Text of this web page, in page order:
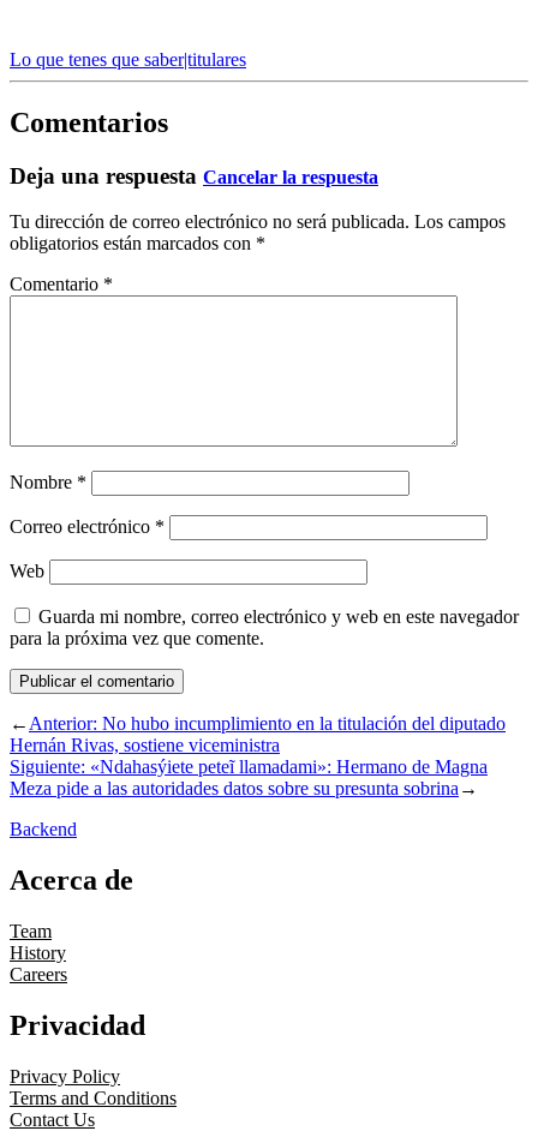
Lo que tenes que saber|titulares
Comentarios
Deja una respuesta Cancelar la respuesta
Tu dirección de correo electrónico no será publicada. Los campos
obligatorios están marcados con *
Comentario *
Nombre *
Correo electrónico *
Web
Guarda mi nombre, correo electrónico y web en este navegador
para la próxima vez que comente.
←Anterior: No hubo incumplimiento en la titulación del diputado
Hernán Rivas, sostiene viceministra
Siguiente: «Ndahasýiete peteĩ llamadami»: Hermano de Magna
Meza pide a las autoridades datos sobre su presunta sobrina→
Backend
Acerca de
Team
History
Careers
Privacidad
Privacy Policy
Terms and Conditions
Contact Us